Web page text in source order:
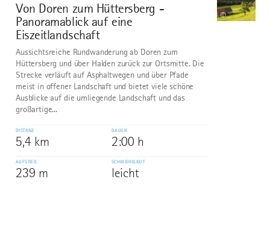
10
Von Doren zum Hüttersberg -
Panoramablick auf eine
Eiszeitlandschaft
©
Aussichtsreiche Rundwanderung ab Doren zum
Hüttersberg und über Halden zurück zur Ortsmitte. Die
Strecke verläuft auf Asphaltwegen und über Pfade
meist in offener Landschaft und bietet viele schöne
Ausblicke auf die umliegende Landschaft und das
großartige...
DISTANZ
5,4 km
DAUER
2:00 h
AUFSTIEG
239 m
SCHWIERIGKEIT
leicht